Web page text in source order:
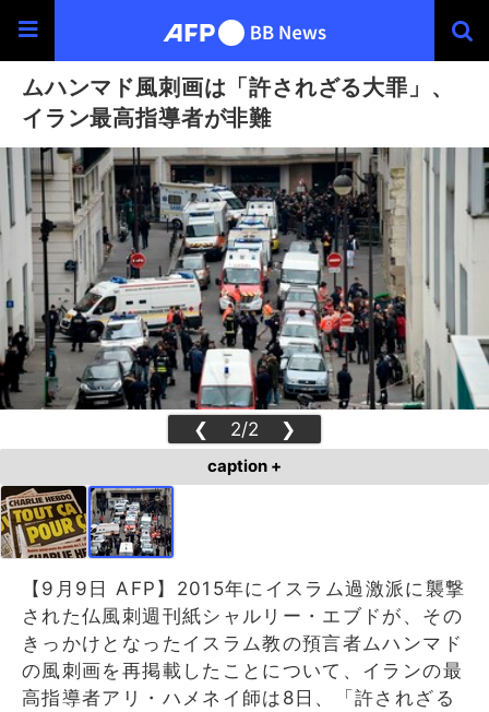
ムハンマド風刺画は「許されざる大罪」、
イラン最高指導者が非難
❮ 2/2 ❯
caption +
【9月9日 AFP】2015年にイスラム過激派に襲撃
された仏風刺週刊紙シャルリー・エブドが、その
きっかけとなったイスラム教の預言者ムハンマド
の風刺画を再掲載したことについて、イランの最
高指導者アリ・ハメネイ師は8日、「許されざる